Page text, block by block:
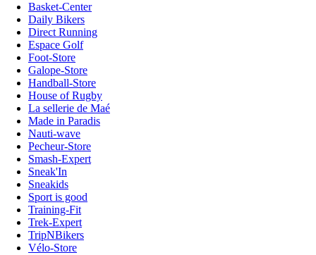
Basket-Center
Daily Bikers
Direct Running
Espace Golf
Foot-Store
Galope-Store
Handball-Store
House of Rugby
La sellerie de Maé
Made in Paradis
Nauti-wave
Pecheur-Store
Smash-Expert
Sneak'In
Sneakids
Sport is good
Training-Fit
Trek-Expert
TripNBikers
Vélo-Store